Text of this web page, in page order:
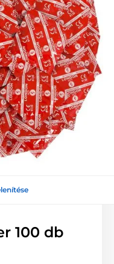
100 db